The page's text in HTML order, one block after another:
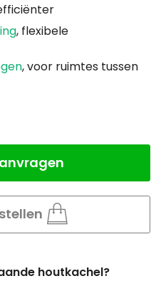
, flexibele
, voor ruimtes tussen
houtkachel?